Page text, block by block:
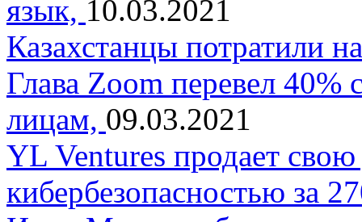
язык, 10.03.2021
Казахстанцы потратили
Глава Zoom перевел
лицам, 09.03.2021
YL Ventures продает
кибербезопасностью за